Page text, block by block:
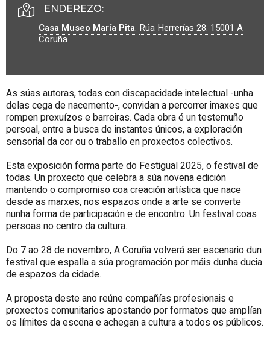
ENDEREZO:
Casa Museo María Pita. Rúa Herrerías 28. 15001 A
Coruña
As súas autoras, todas con discapacidade intelectual -unha
delas cega de nacemento-, convidan a percorrer imaxes que
rompen prexuízos e barreiras. Cada obra é un testemuño
persoal, entre a busca de instantes únicos, a exploración
sensorial da cor ou o traballo en proxectos colectivos.
Esta exposición forma parte do Festigual 2025, o festival de
todas. Un proxecto que celebra a súa novena edición
mantendo o compromiso coa creación artística que nace
desde as marxes, nos espazos onde a arte se converte
nunha forma de participación e de encontro. Un festival coas
persoas no centro da cultura.
Do 7 ao 28 de novembro, A Coruña volverá ser escenario dun
festival que espalla a súa programación por máis dunha ducia
de espazos da cidade.
A proposta deste ano reúne compañías profesionais e
proxectos comunitarios apostando por formatos que amplían
os límites da escena e achegan a cultura a todos os públicos.